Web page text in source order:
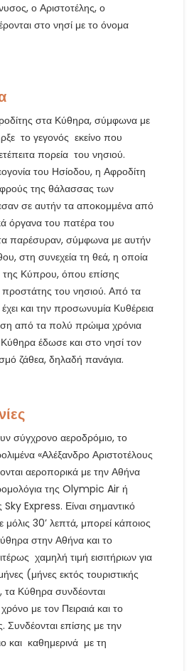
ο Αριστοτέλης, ο
στο νησί με το όνομα
στα Κύθηρα, σύμφωνα με
το γεγονός εκείνο που
πορεία του νησιού.
του Ησίοδου, η Αφροδίτη
της θάλασσας των
σε αυτήν τα αποκομμένα από
όργανα του πατέρα του
παρέσυραν, σύμφωνα με αυτήν
στη συνεχεία τη θεά, η οποία
Κύπρου, όπου επίσης
του νησιού. Από τα
και την προσωνυμία Κυθέρεια
από τα πολύ πρώιμα χρόνια
έδωσε και στο νησί τον
ζάθεα, δηλαδή πανάγια.
σύγχρονο αεροδρόμιο, το
«Αλέξανδρο Αριστοτέλους
αεροπορικά με την Αθήνα
της Olympic Air ή
Express. Είναι σημαντικό
μόλις 30’ λεπτά, μπορεί κάποιος
στην Αθήνα και το
χαμηλή τιμή εισιτήριων για
(μήνες εκτός τουριστικής
Κύθηρα συνδέονται
με τον Πειραιά και το
Συνδέονται επίσης με την
και καθημερινά με τη